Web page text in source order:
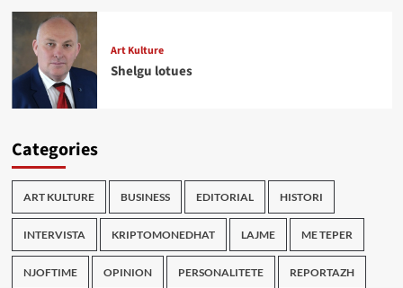
Art Kulture
Shelgu lotues
Categories
ART KULTURE BUSINESS EDITORIAL HISTORI
INTERVISTA KRIPTOMONEDHAT LAJME ME TEPER
NJOFTIME OPINION PERSONALITETE REPORTAZH